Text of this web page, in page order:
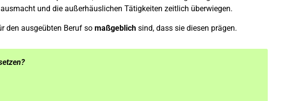
und die außerhäuslichen Tätigkeiten zeitlich überwiegen.
den ausgeübten Beruf so maßgeblichsind, dass sie diesen prägen.